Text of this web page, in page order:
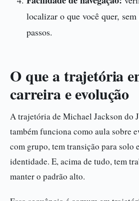
localizar o que você quer,
passos.
O que a trajetória
carreira e evolução
A trajetória de Michael Jackson do
também funciona como aula sobre
com grupo, tem transição para solo
identidade. E, acima de tudo, tem
manter o padrão alto.